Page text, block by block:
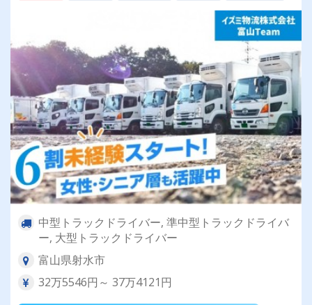
中型トラックドライバー, 準中型トラックドライバ
ー, 大型トラックドライバー
富山県射水市
32万5546円～ 37万4121円